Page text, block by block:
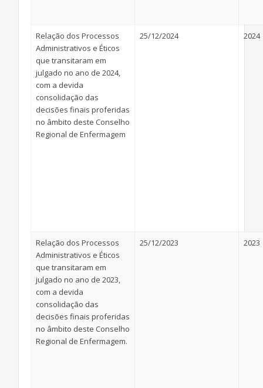
Relação dos Processos
Administrativos e Éticos
que transitaram em
julgado no ano de 2024,
com a devida
consolidação das
decisões finais proferidas
no âmbito deste Conselho
Regional de Enfermagem
25/12/2024 2024
Relação dos Processos
Administrativos e Éticos
que transitaram em
julgado no ano de 2023,
com a devida
consolidação das
decisões finais proferidas
no âmbito deste Conselho
Regional de Enfermagem.
25/12/2023 2023